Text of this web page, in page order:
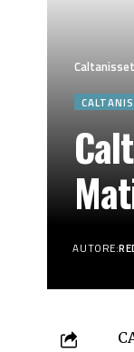
AUTORE: